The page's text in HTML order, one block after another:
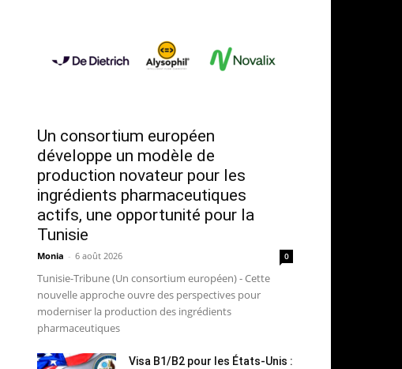
Un consortium européen
développe un modèle de
production novateur pour les
ingrédients pharmaceutiques
actifs, une opportunité pour la
Tunisie
Monia - 6 août 2026 0
Tunisie-Tribune (Un consortium européen) - Cette
nouvelle approche ouvre des perspectives pour
moderniser la production des ingrédients
pharmaceutiques
Visa B1/B2 pour les États-Unis :